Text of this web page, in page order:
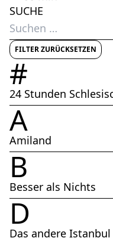
2013
2012
2011
2010
2009
2008
2007
2006
2005
2004
2003
2002
SUCHE
Suchen
nach:
FILTER ZURÜCKSETZEN
#
24 Stunden
A
Amiland
B
Besser als Nichts
D
Das andere Istanbul